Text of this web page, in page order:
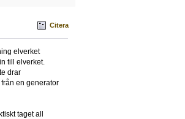
Citera
elverket
till elverket.
drar
en generator
taget all